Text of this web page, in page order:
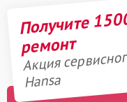
Получите
ремонт
Акция
Hansa